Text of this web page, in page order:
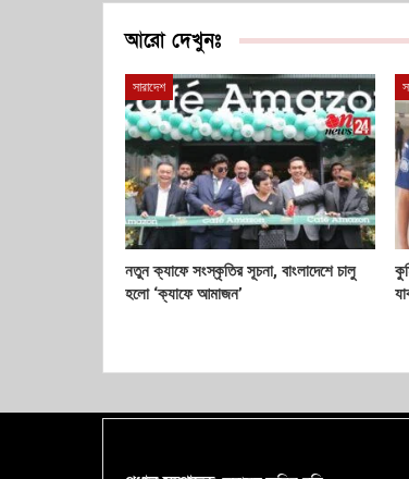
আরো দেখুনঃ
সারাদেশ
নতুন ক্যাফে সংস্কৃতির সূচনা, বাংলাদেশে চালু
হলো ‘ক্যাফে আমাজন’